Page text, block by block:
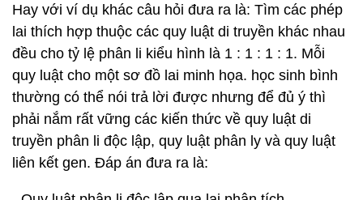
Hay với ví dụ khác câu hỏi đưa ra là: Tìm các phép
lai thích hợp thuộc các quy luật di truyền khác nhau
đều cho tỷ lệ phân li kiểu hình là 1 : 1 : 1 : 1. Mỗi
quy luật cho một sơ đồ lai minh họa. học sinh bình
thường có thể nói trả lời được nhưng để đủ ý thì
phải nắm rất vững các kiến thức về quy luật di
truyền phân li độc lập, quy luật phân ly và quy luật
liên kết gen. Đáp án đưa ra là: